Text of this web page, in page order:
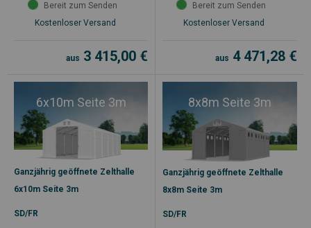
Bereit zum Senden
Kostenloser Versand
aus 3 415,00 €
Bereit zum Senden
Kostenloser Versand
aus 4 471,28 €
6x10m Seite 3m
Ganzjährig geöffnete Zelthalle
6x10m Seite 3m
SD/FR
8x8m Seite 3m
Ganzjährig geöffnete Zelthalle
8x8m Seite 3m
SD/FR